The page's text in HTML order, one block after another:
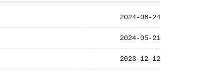
2024-06-24
2024-05-21
2023-12-12